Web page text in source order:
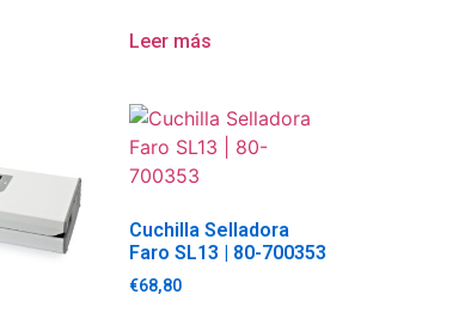
Leer más
Cuchilla Selladora
Faro SL13 | 80-700353
€68,80